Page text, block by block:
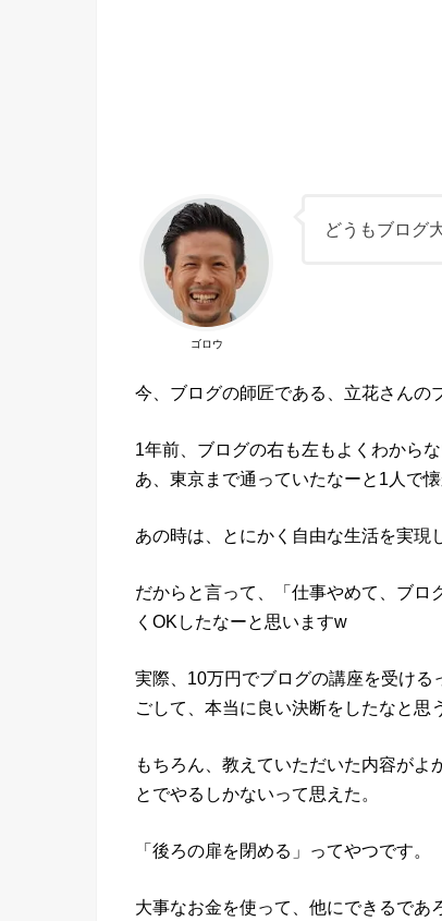
ゴロウ
どうもブログ
今、ブログの師匠である、立花さんの
1年前、ブログの右も左もよくわから
あ、東京まで通っていたなーと1人で
あの時は、とにかく自由な生活を実現
だからと言って、「仕事やめて、ブロ
くOKしたなーと思いますw
実際、10万円でブログの講座を受け
ごして、本当に良い決断をしたなと思
もちろん、教えていただいた内容がよ
とでやるしかないって思えた。
「後ろの扉を閉める」ってやつです。
大事なお金を使って、他にできるであ